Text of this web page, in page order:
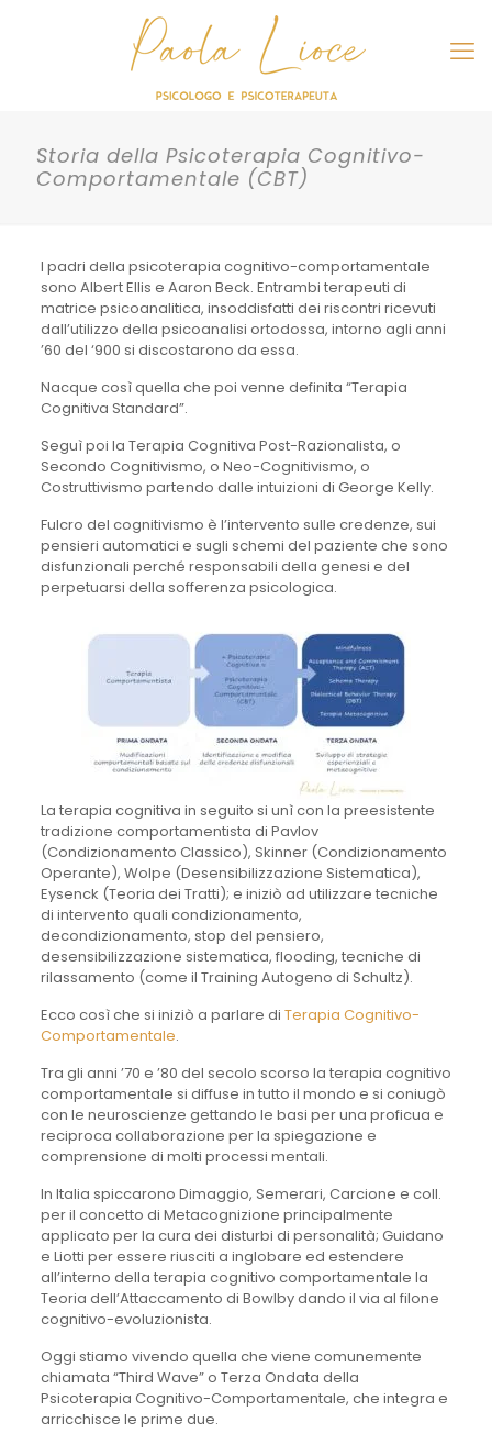
Storia della Psicoterapia Cognitivo-
Comportamentale (CBT)
I padri della psicoterapia cognitivo-comportamentale
sono Albert Ellis e Aaron Beck. Entrambi terapeuti di
matrice psicoanalitica, insoddisfatti dei riscontri ricevuti
dall’utilizzo della psicoanalisi ortodossa, intorno agli anni
’60 del ‘900 si discostarono da essa.
Nacque così quella che poi venne definita “Terapia
Cognitiva Standard”.
Seguì poi la Terapia Cognitiva Post-Razionalista, o
Secondo Cognitivismo, o Neo-Cognitivismo, o
Costruttivismo partendo dalle intuizioni di George Kelly.
Fulcro del cognitivismo è l’intervento sulle credenze, sui
pensieri automatici e sugli schemi del paziente che sono
disfunzionali perché responsabili della genesi e del
perpetuarsi della sofferenza psicologica.
La terapia cognitiva in seguito si unì con la preesistente
tradizione comportamentista di Pavlov
(Condizionamento Classico), Skinner (Condizionamento
Operante), Wolpe (Desensibilizzazione Sistematica),
Eysenck (Teoria dei Tratti); e iniziò ad utilizzare tecniche
di intervento quali condizionamento,
decondizionamento, stop del pensiero,
desensibilizzazione sistematica, flooding, tecniche di
rilassamento (come il Training Autogeno di Schultz).
Ecco così che si iniziò a parlare di Terapia Cognitivo-
Comportamentale.
Tra gli anni ’70 e ’80 del secolo scorso la terapia cognitivo
comportamentale si diffuse in tutto il mondo e si coniugò
con le neuroscienze gettando le basi per una proficua e
reciproca collaborazione per la spiegazione e
comprensione di molti processi mentali.
In Italia spiccarono Dimaggio, Semerari, Carcione e coll.
per il concetto di Metacognizione principalmente
applicato per la cura dei disturbi di personalità; Guidano
e Liotti per essere riusciti a inglobare ed estendere
all’interno della terapia cognitivo comportamentale la
Teoria dell’Attaccamento di Bowlby dando il via al filone
cognitivo-evoluzionista.
Oggi stiamo vivendo quella che viene comunemente
chiamata “Third Wave” o Terza Ondata della
Psicoterapia Cognitivo-Comportamentale, che integra e
arricchisce le prime due.